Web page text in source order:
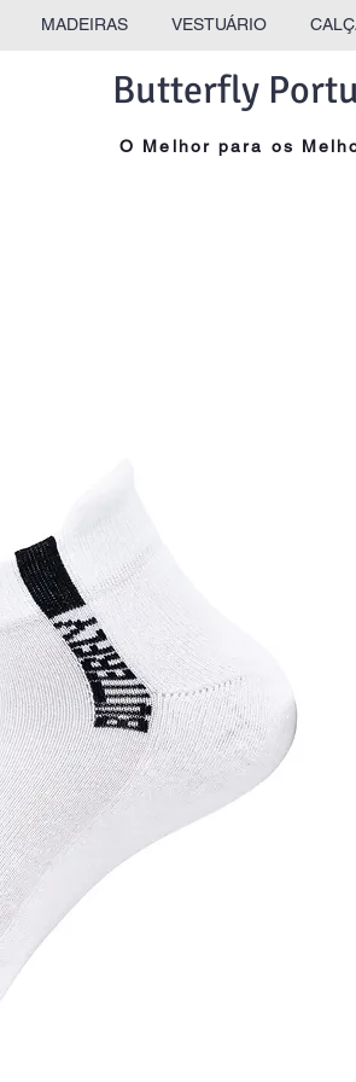
MADEIRAS VESTUÁRIO
O Melhor para os
Butterfly